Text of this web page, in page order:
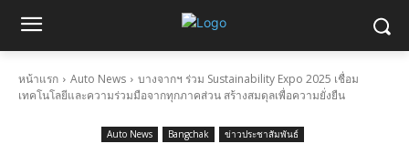
หน้าแรก Auto News
บางจากฯ ร่วม Sustainability Expo 2025 เชื่อม
เทคโนโลยีและความร่วมมือจากทุกภาคส่วน สร้างสมดุลเพื่อความยั่งยืน
Auto News Bangchak ข่าวประชาสัมพันธ์